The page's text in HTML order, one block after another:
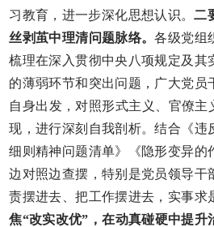
习教育，进一步深化思想认识。二
丝剥茧中理清问题脉络。各级党组
梳理在深入贯彻中央八项规定及其
的薄弱环节和突出问题，广大党员
自身出发，对照形式主义、官僚主
现，进行深刻自我剖析。结合《违
细则精神问题清单》《隐形变异的
边对照边查摆，特别是党员领导干
责摆进去、把工作摆进去，实事求
焦“改实改优”，在动真碰硬中提升